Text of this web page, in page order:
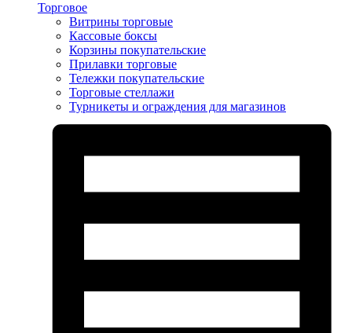
Торговое
Витрины торговые
Кассовые боксы
Корзины покупательские
Прилавки торговые
Тележки покупательские
Торговые стеллажи
Турникеты и ограждения для магазинов